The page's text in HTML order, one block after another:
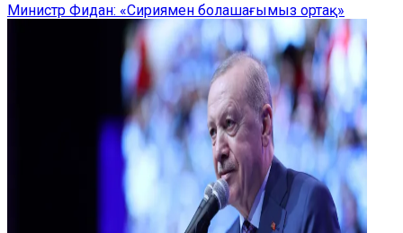
Министр Фидан: «Сириямен болашағымыз ортақ»